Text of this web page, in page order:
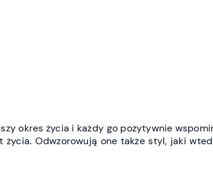
okres życia i każdy go pozytywnie
Odwzorowują one także styl, jaki